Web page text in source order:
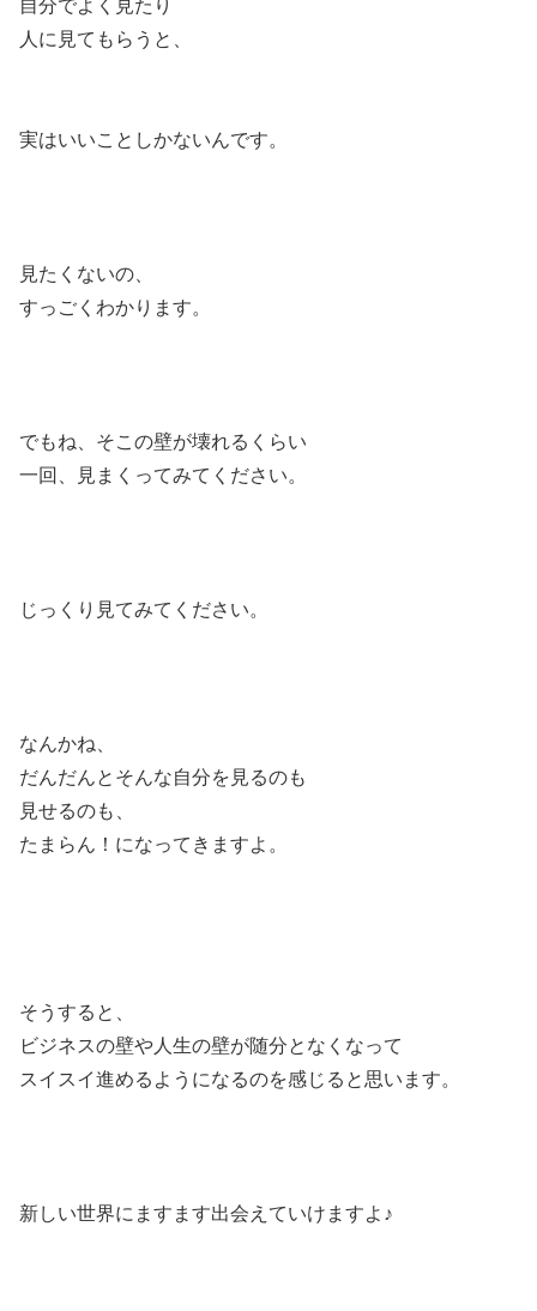
自分でよく見たり
人に見てもらうと、
実はいいことしかないんです。
見たくないの、
すっごくわかります。
でもね、そこの壁が壊れるくらい
一回、見まくってみてください。
じっくり見てみてください。
なんかね、
だんだんとそんな自分を見るのも
見せるのも、
たまらん！になってきますよ。
そうすると、
ビジネスの壁や人生の壁が随分となくなって
スイスイ進めるようになるのを感じると思います。
新しい世界にますます出会えていけますよ♪